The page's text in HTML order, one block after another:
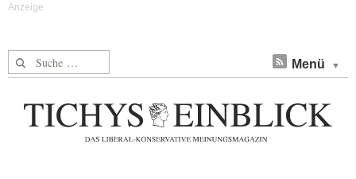
Suche nach: Menü